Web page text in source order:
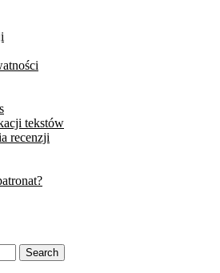
tekstów
recenzji